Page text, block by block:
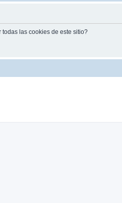
las cookies de este sitio?